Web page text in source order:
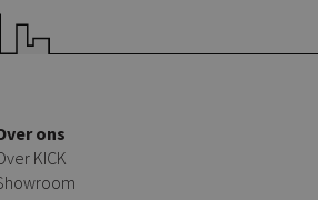
ons
KICK